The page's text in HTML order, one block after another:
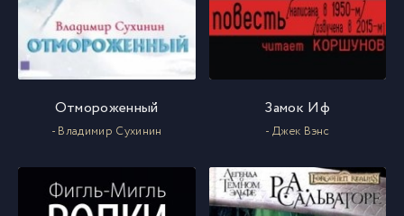
Отмороженный
- Владимир Сухинин
Замок Иф
- Джек Вэнс